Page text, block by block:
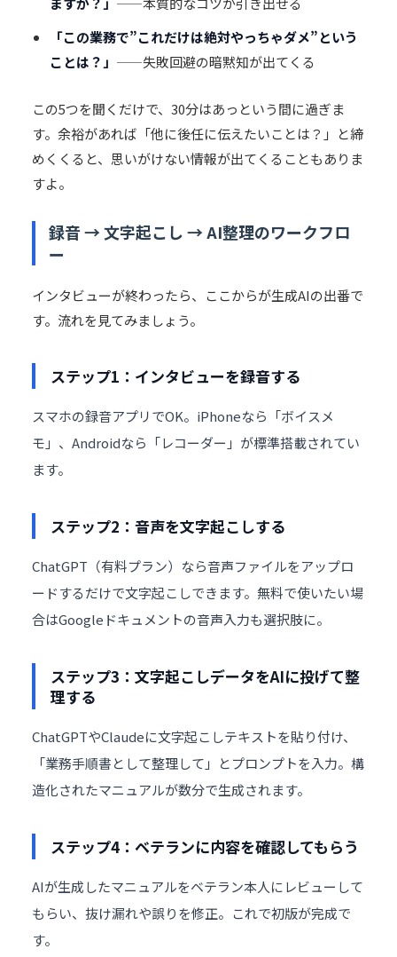
「この業務で”これだけは絶対やっちゃダメ”という
ことは？」 ——失敗回避の暗黙知が出てくる
この5つを聞くだけで、30分はあっという間に過ぎま
す。余裕があれば「他に後任に伝えたいことは？」と締
めくくると、思いがけない情報が出てくることもありま
すよ。
録音 → 文字起こし → AI整理のワークフロ
ー
インタビューが終わったら、ここからが生成AIの出番で
す。流れを見てみましょう。
ステップ1：インタビューを録音する
スマホの録音アプリでOK。iPhoneなら「ボイスメ
モ」、Androidなら「レコーダー」が標準搭載されてい
ます。
ステップ2：音声を文字起こしする
ChatGPT（有料プラン）なら音声ファイルをアップロ
ードするだけで文字起こしできます。無料で使いたい場
合はGoogleドキュメントの音声入力も選択肢に。
ステップ3：文字起こしデータをAIに投げて整
理する
ChatGPTやClaudeに文字起こしテキストを貼り付け、
「業務手順書として整理して」とプロンプトを入力。構
造化されたマニュアルが数分で生成されます。
ステップ4：ベテランに内容を確認してもらう
AIが生成したマニュアルをベテラン本人にレビューして
もらい、抜け漏れや誤りを修正。これで初版が完成で
す。